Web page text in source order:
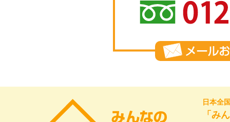
日本全
「み